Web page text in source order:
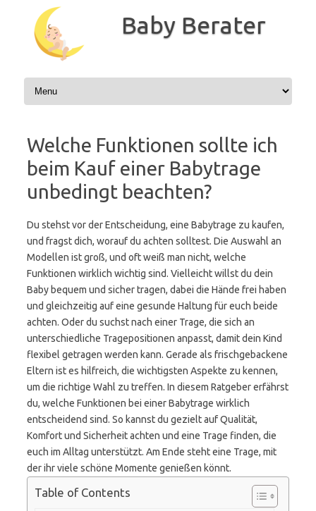
Inhalt
springen
Baby Berater
Welche Funktionen sollte ich
beim Kauf einer Babytrage
unbedingt beachten?
Du stehst vor der Entscheidung, eine Babytrage zu kaufen,
und fragst dich, worauf du achten solltest. Die Auswahl an
Modellen ist groß, und oft weiß man nicht, welche
Funktionen wirklich wichtig sind. Vielleicht willst du dein
Baby bequem und sicher tragen, dabei die Hände frei haben
und gleichzeitig auf eine gesunde Haltung für euch beide
achten. Oder du suchst nach einer Trage, die sich an
unterschiedliche Tragepositionen anpasst, damit dein Kind
flexibel getragen werden kann. Gerade als frischgebackene
Eltern ist es hilfreich, die wichtigsten Aspekte zu kennen,
um die richtige Wahl zu treffen. In diesem Ratgeber erfährst
du, welche Funktionen bei einer Babytrage wirklich
entscheidend sind. So kannst du gezielt auf Qualität,
Komfort und Sicherheit achten und eine Trage finden, die
euch im Alltag unterstützt. Am Ende steht eine Trage, mit
der ihr viele schöne Momente genießen könnt.
Table of Contents